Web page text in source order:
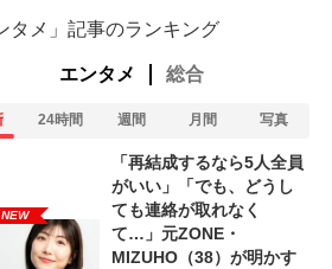
言した“NPB聞...
タメ」記事のランキング
エンタメ 総合
24時間 週間 月間 写真
NEW
「再結成するなら5人全員
がいい」「でも、どうし
ても連絡が取れなく
て…」元ZONE・
MIZUHO（38）が明かす